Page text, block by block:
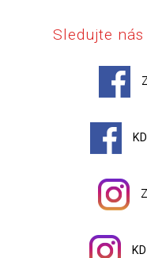
Sledujte